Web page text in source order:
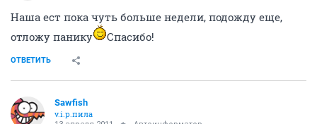
Наша ест пока чуть больше недели, подожду еще,
отложу панику
Спасибо!
ОТВЕТИТЬ
Sawfish
v.i.p.пила